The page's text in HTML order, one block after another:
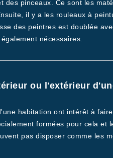
des pinceaux. Ce sont les
il y a les rouleaux à
des peintres est doublée
nécessaires.
ou l'extérieur
habitation ont intérêt à
formées pour cela et
pas disposer comme les